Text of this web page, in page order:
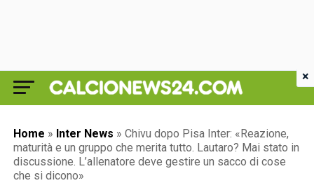
Home » Inter News » Chivu dopo Pisa Inter: «Reazione,
maturità e un gruppo che merita tutto. Lautaro? Mai stato in
discussione. L’allenatore deve gestire un sacco di cose
che si dicono»
×